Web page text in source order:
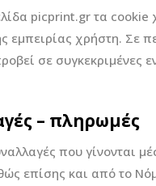
picprint.gr τα cookie
εμπειρίας χρήστη. Σε
σε συγκεκριμένες
– πληρωμές
που γίνονται
επίσης και από το